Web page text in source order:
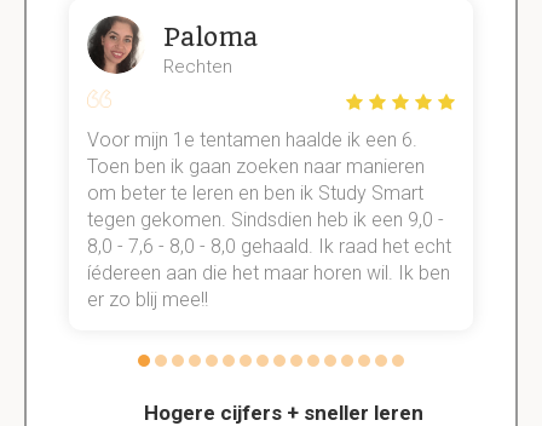
Hogere cijfers + sneller leren
Paloma
Rechten
Voor mijn 1e tentamen haalde ik een 6.
Toen ben ik gaan zoeken naar manieren
om beter te leren en ben ik Study Smart
tegen gekomen. Sindsdien heb ik een 9,0 -
8,0 - 7,6 - 8,0 - 8,0 gehaald. Ik raad het echt
íédereen aan die het maar horen wil. Ik ben
er zo blij mee!!